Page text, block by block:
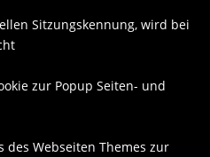
Sitzungskennung, wird bei
zur Popup Seiten- und
des Webseiten Themes zur